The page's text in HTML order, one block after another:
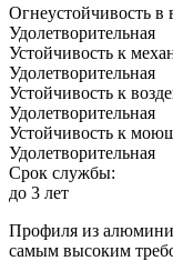
Огнеустойчивость в
Удолетворительная
Устойчивость к
Удолетворительная
Устойчивость к
Удолетворительная
Устойчивость к
Удолетворительная
Срок службы:
до 3 лет
Профиля из
самым высоким